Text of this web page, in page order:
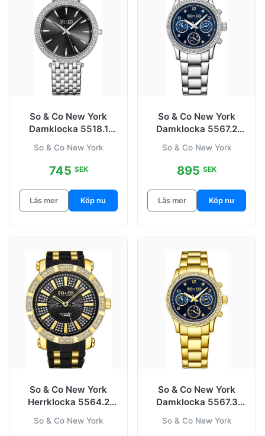
So & Co New York
Damklocka 5518.1
Ø38 mm
So & Co New York
745 SEK
Läs mer Köp nu
So & Co New York
Damklocka 5567.2
mm
So & Co New York
895 SEK
Läs mer Köp nu
So & Co New York
Herrklocka 5564.2
Svart/Gulguldtonat
So & Co New York
So & Co New York
Damklocka 5567.3
Blå/Gulguldtonat stål
So & Co New York